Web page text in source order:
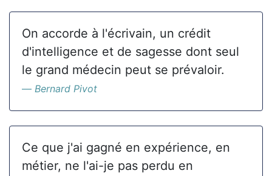
On accorde à l'écrivain, un crédit
d'intelligence et de sagesse dont seul
le grand médecin peut se prévaloir.
Bernard Pivot
Ce que j'ai gagné en expérience, en
métier, ne l'ai-je pas perdu en